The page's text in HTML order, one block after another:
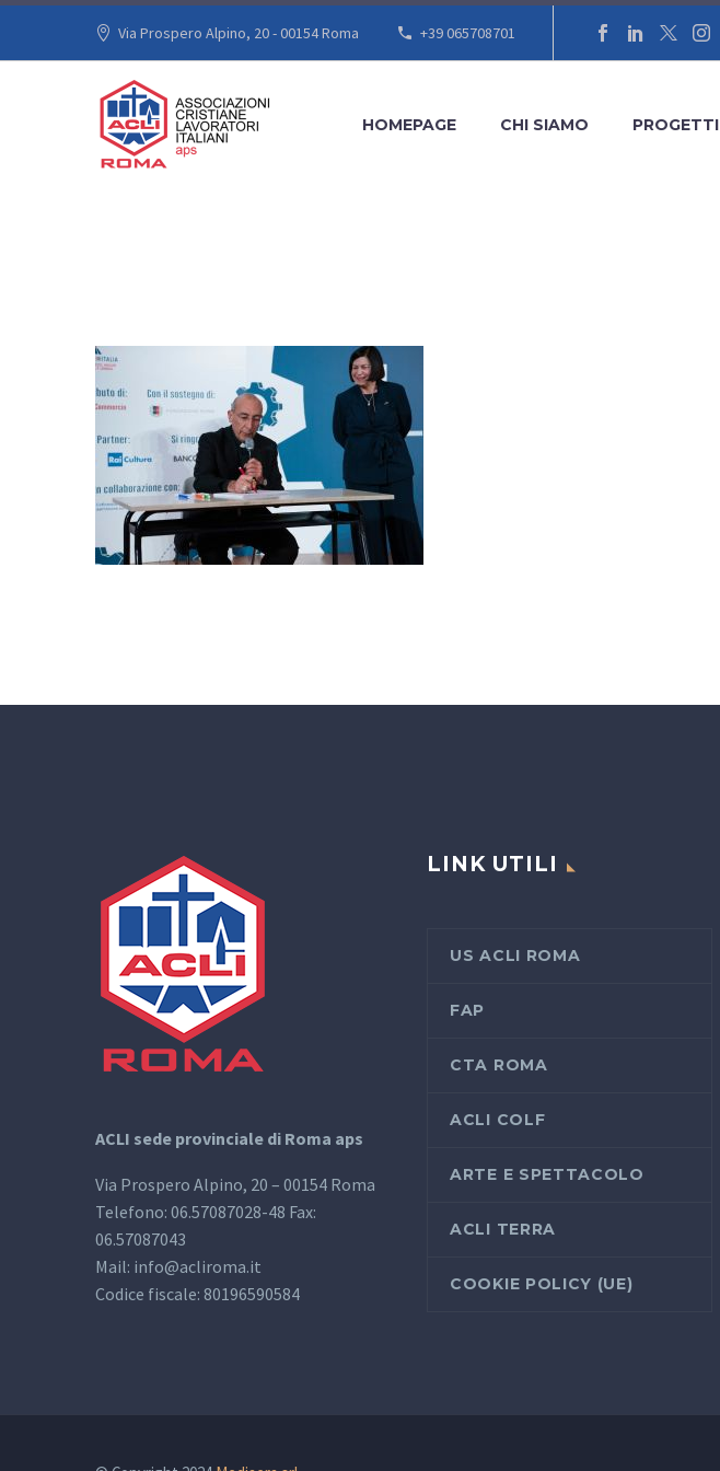
Via Prospero Alpino, 20 - 00154 Roma +39 065708701
HOMEPAGE CHI SIAMO PROGETTI
ACLI sede provinciale di Roma aps
Via Prospero Alpino, 20 – 00154 Roma
Telefono: 06.57087028-48 Fax:
06.57087043
Mail: info@acliroma.it
Codice fiscale: 80196590584
LINK UTILI
US ACLI ROMA
FAP
CTA ROMA
ACLI COLF
ARTE E SPETTACOLO
ACLI TERRA
COOKIE POLICY (UE)